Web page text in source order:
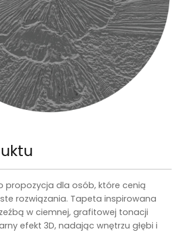
propozycja dla osób, które cenią
rozwiązania. Tapeta inspirowana
w ciemnej, grafitowej tonacji
efekt 3D, nadając wnętrzu głębi i